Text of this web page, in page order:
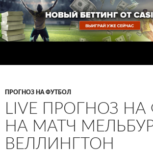
Перейти
к
содержимому
ПРОГНОЗ НА ФУТБОЛ
LIVE ПРОГНОЗ НА
НА МАТЧ
ВЕЛЛИНГТОН